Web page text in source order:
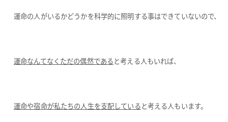
運命の人がいるかどうかを科学的に照明する事はできていないので、
運命なんてなくただの偶然であると考える人もいれば、
運命や宿命が私たちの人生を支配していると考える人もいます。